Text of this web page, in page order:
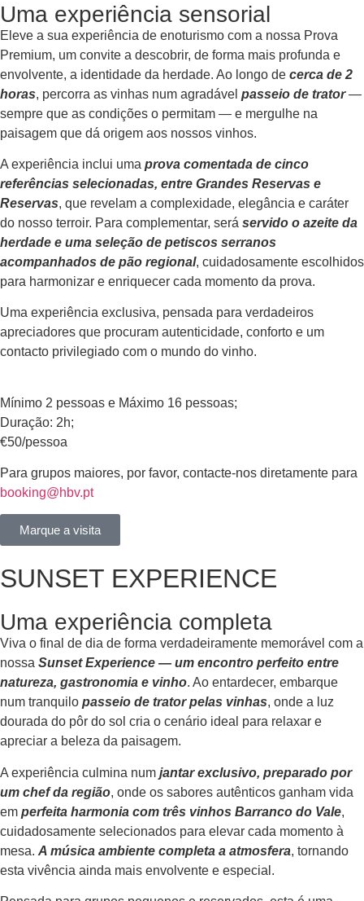
Uma experiência sensorial
Eleve a sua experiência de enoturismo com a nossa Prova
Premium, um convite a descobrir, de forma mais profunda e
envolvente, a identidade da herdade. Ao longo de cerca de 2
horas, percorra as vinhas num agradável passeio de trator —
sempre que as condições o permitam — e mergulhe na
paisagem que dá origem aos nossos vinhos.
A experiência inclui uma prova comentada de cinco
referências selecionadas, entre Grandes Reservas e
Reservas, que revelam a complexidade, elegância e caráter
do nosso terroir. Para complementar, será servido o azeite da
herdade e uma seleção de petiscos serranos
acompanhados de pão regional, cuidadosamente escolhidos
para harmonizar e enriquecer cada momento da prova.
Uma experiência exclusiva, pensada para verdadeiros
apreciadores que procuram autenticidade, conforto e um
contacto privilegiado com o mundo do vinho.
Mínimo 2 pessoas e Máximo 16 pessoas;
Duração: 2h;
€50/pessoa
Para grupos maiores, por favor, contacte-nos diretamente para
booking@hbv.pt
Marque a visita
SUNSET EXPERIENCE
Uma experiência completa
Viva o final de dia de forma verdadeiramente memorável com a
nossa Sunset Experience — um encontro perfeito entre
natureza, gastronomia e vinho. Ao entardecer, embarque
num tranquilo passeio de trator pelas vinhas, onde a luz
dourada do pôr do sol cria o cenário ideal para relaxar e
apreciar a beleza da paisagem.
A experiência culmina num jantar exclusivo, preparado por
um chef da região, onde os sabores autênticos ganham vida
em perfeita harmonia com três vinhos Barranco do Vale,
cuidadosamente selecionados para elevar cada momento à
mesa. A música ambiente completa a atmosfera, tornando
esta vivência ainda mais envolvente e especial.